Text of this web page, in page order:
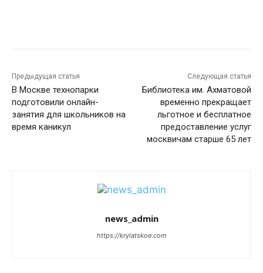
Предыдущая статья
В Москве технопарки
подготовили онлайн-
занятия для школьников на
время каникул
Следующая статья
Библиотека им. Ахматовой
временно прекращает
льготное и бесплатное
предоставление услуг
москвичам старше 65 лет
news_admin
https://krylatskoe.com